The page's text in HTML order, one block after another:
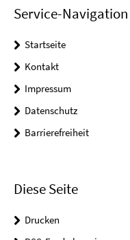
Service-Navigation
Startseite
Kontakt
Impressum
Datenschutz
Barrierefreiheit
Diese Seite
Drucken